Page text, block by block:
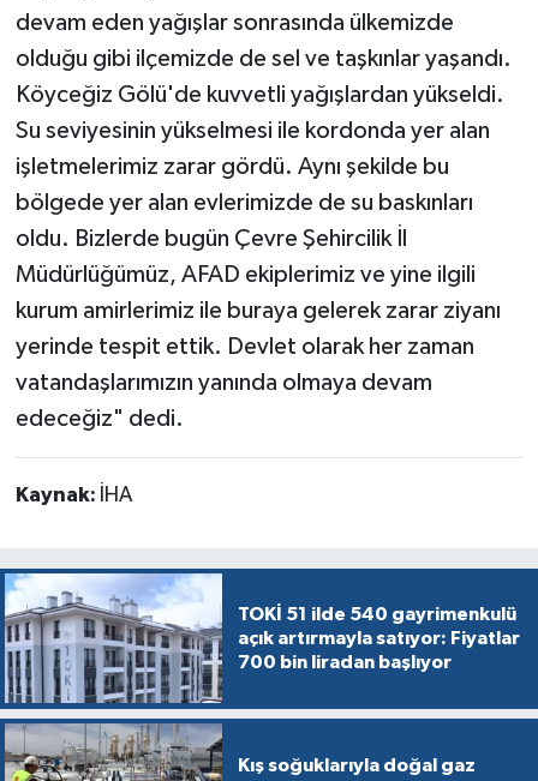
devam eden yağışlar sonrasında ülkemizde
olduğu gibi ilçemizde de sel ve taşkınlar yaşandı.
Köyceğiz Gölü'de kuvvetli yağışlardan yükseldi.
Su seviyesinin yükselmesi ile kordonda yer alan
işletmelerimiz zarar gördü. Aynı şekilde bu
bölgede yer alan evlerimizde de su baskınları
oldu. Bizlerde bugün Çevre Şehircilik İl
Müdürlüğümüz, AFAD ekiplerimiz ve yine ilgili
kurum amirlerimiz ile buraya gelerek zarar ziyanı
yerinde tespit ettik. Devlet olarak her zaman
vatandaşlarımızın yanında olmaya devam
edeceğiz" dedi.
Kaynak: İHA
TOKİ 51 ilde 540 gayrimenkulü
açık artırmayla satıyor: Fiyatlar
700 bin liradan başlıyor
Kış soğuklarıyla doğal gaz